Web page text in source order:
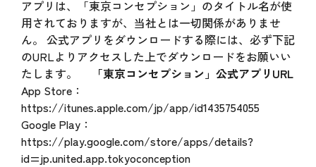
アプリは、「東京コンセプション」のタイトル名が使
用されておりますが、当社とは一切関係がありませ
ん。 公式アプリをダウンロードする際には、必ず下記
のURLよりアクセスした上でダウンロードをお願いい
たします。
「東京コンセプション」公式アプリURL
App Store：
https://itunes.apple.com/jp/app/id1435754055
Google Play：
https://play.google.com/store/apps/details?
id=jp.united.app.tokyoconception